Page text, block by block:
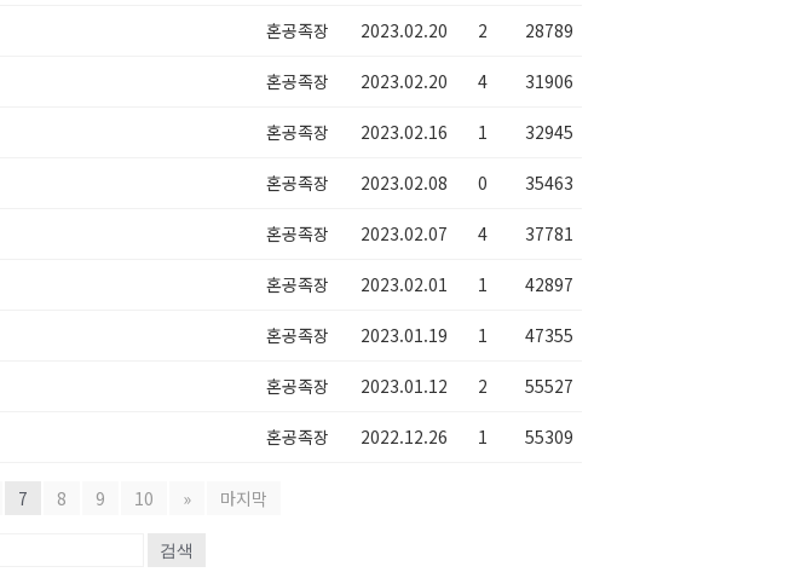
혼공족장 2023.02.20 2 28789
혼공족장 2023.02.20 4 31906
혼공족장 2023.02.16 1 32945
혼공족장 2023.02.08 0 35463
혼공족장 2023.02.07 4 37781
혼공족장 2023.02.01 1 42897
혼공족장 2023.01.19 1 47355
혼공족장 2023.01.12 2 55527
혼공족장 2022.12.26 1 55309
7 8 9 10 » 마지막
검색